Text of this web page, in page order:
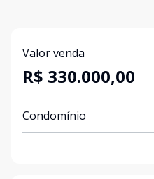
Valor venda
R$ 330.000,00
Condomínio